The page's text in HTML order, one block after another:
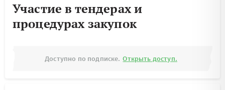
Участие в тендерах и
процедурах закупок
Доступно по подписке. Открыть доступ.